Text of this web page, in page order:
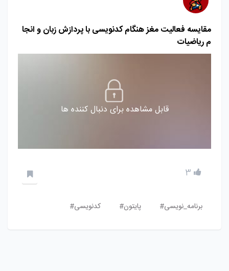
مقایسه فعالیت مغز هنگام کدنویسی با پردازش زبان و انجا
م ریاضیات
قابل مشاهده برای دنبال کننده ها
3
برنامه_نویسی# پایتون# کدنویسی#